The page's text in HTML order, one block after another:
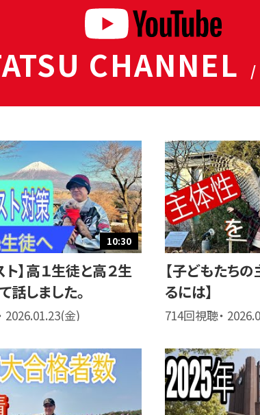
CHANNEL /
10:30
ト】高１生徒と高２生
話しました。
2026.01.23(金)
【子どもたち
るには】
714回視聴・